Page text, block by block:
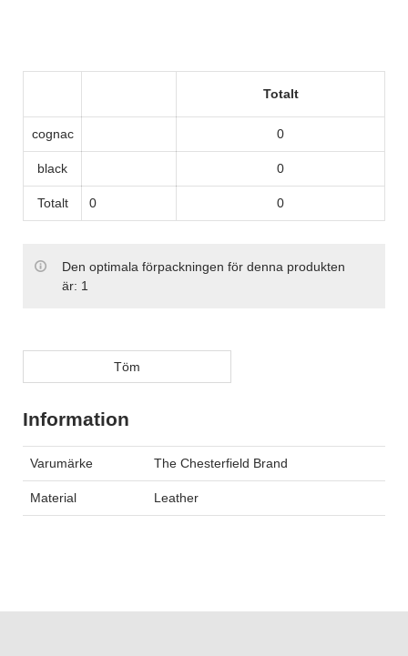
Totalt
cognac 0
black 0
Totalt 0 0
Den optimala förpackningen för denna produkten
är: 1
Töm
Information
Varumärke The Chesterfield Brand
Material Leather